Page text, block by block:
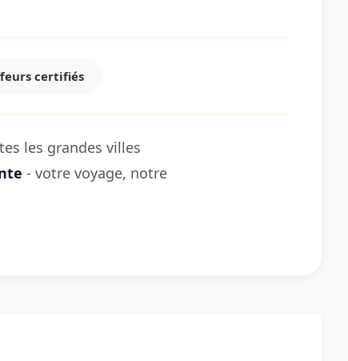
certifiés
les grandes villes
- votre voyage, notre